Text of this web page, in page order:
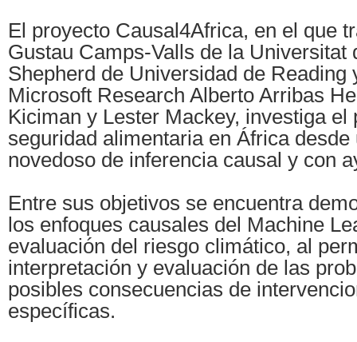
El proyecto Causal4Africa, en el que
Gustau Camps-Valls de la Universitat
Shepherd de Universidad de Reading
Microsoft Research Alberto Arribas
Kiciman y Lester Mackey, investiga el
seguridad alimentaria en África desde
novedoso de inferencia causal y con
Entre sus objetivos se encuentra
los enfoques causales del Machine
evaluación del riesgo climático, al
interpretación y evaluación de las
posibles consecuencias de
específicas.